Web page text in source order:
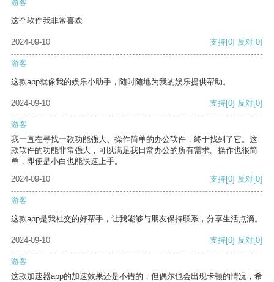
游客
这个软件我非常喜欢
2024-09-10 支持[0] 反对[0]
游客
这款app就像我的娱乐小助手，随时随地为我的娱乐提供帮助。
2024-09-10 支持[0] 反对[0]
游客
我一直在寻找一款功能强大、操作简单的办公软件，终于找到了它。这
款软件的功能非常强大，可以满足我日常办公的所有需求。操作也很简
单，即使是小白也能快速上手。
2024-09-10
支持[0] 反对[0]
游客
这款app是我社交的好帮手，让我能够与朋友保持联系，分享生活点滴。
2024-09-10 支持[0] 反对[0]
游客
这款加速器app的加速效果还是不错的，但偶尔也会出现卡顿的情况，希